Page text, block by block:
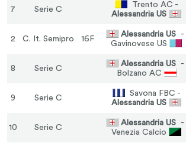
7 Serie C
Trento AC -
Alessandria US
2 C. It. Semipro 16F
Alessandria US -
Gavinovese US
8 Serie C
Alessandria US -
Bolzano AC
9 Serie C
Savona FBC -
Alessandria US
10 Serie C
Alessandria US -
Venezia Calcio